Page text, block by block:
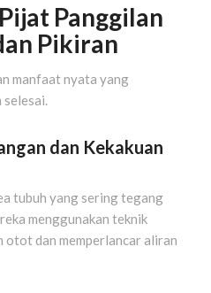
Panggilan
Pikiran
manfaat nyata yang
dan Kekakuan
tubuh yang sering tegang
menggunakan teknik
otot dan memperlancar aliran